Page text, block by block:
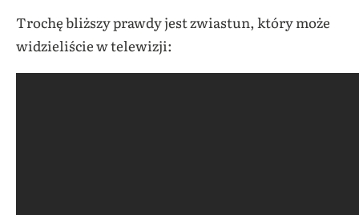
Trochę bliższy prawdy jest zwiastun, który może
widzieliście w telewizji: